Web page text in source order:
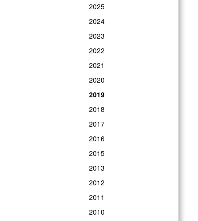
2025
2024
2023
2022
2021
2020
2019
2018
2017
2016
2015
2013
2012
2011
2010